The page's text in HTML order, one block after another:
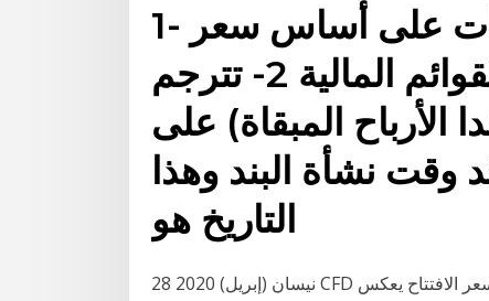
1- تترجم الأصول والالتزامات على أساس سعر
الصرف السائد وقت إعداد القوائم المالية 2- تترجم
الأرباح المبقاة) على
نشأة البند وهذا
التاريخ هو
28 نيسان (إبريل) 2020 CFD عبارة عن عقد بين طرفين، يوافقون على دفع الفرق بين سعر الافتتاح يعكس